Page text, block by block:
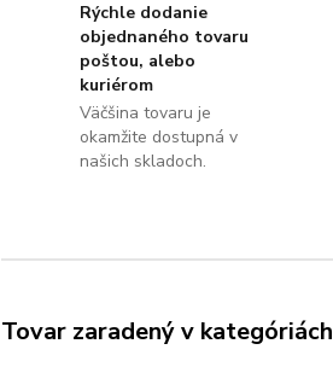
Rýchle dodanie
objednaného tovaru
poštou, alebo
kuriérom
Väčšina tovaru je
okamžite dostupná v
našich skladoch.
Tovar zaradený v kategóriách